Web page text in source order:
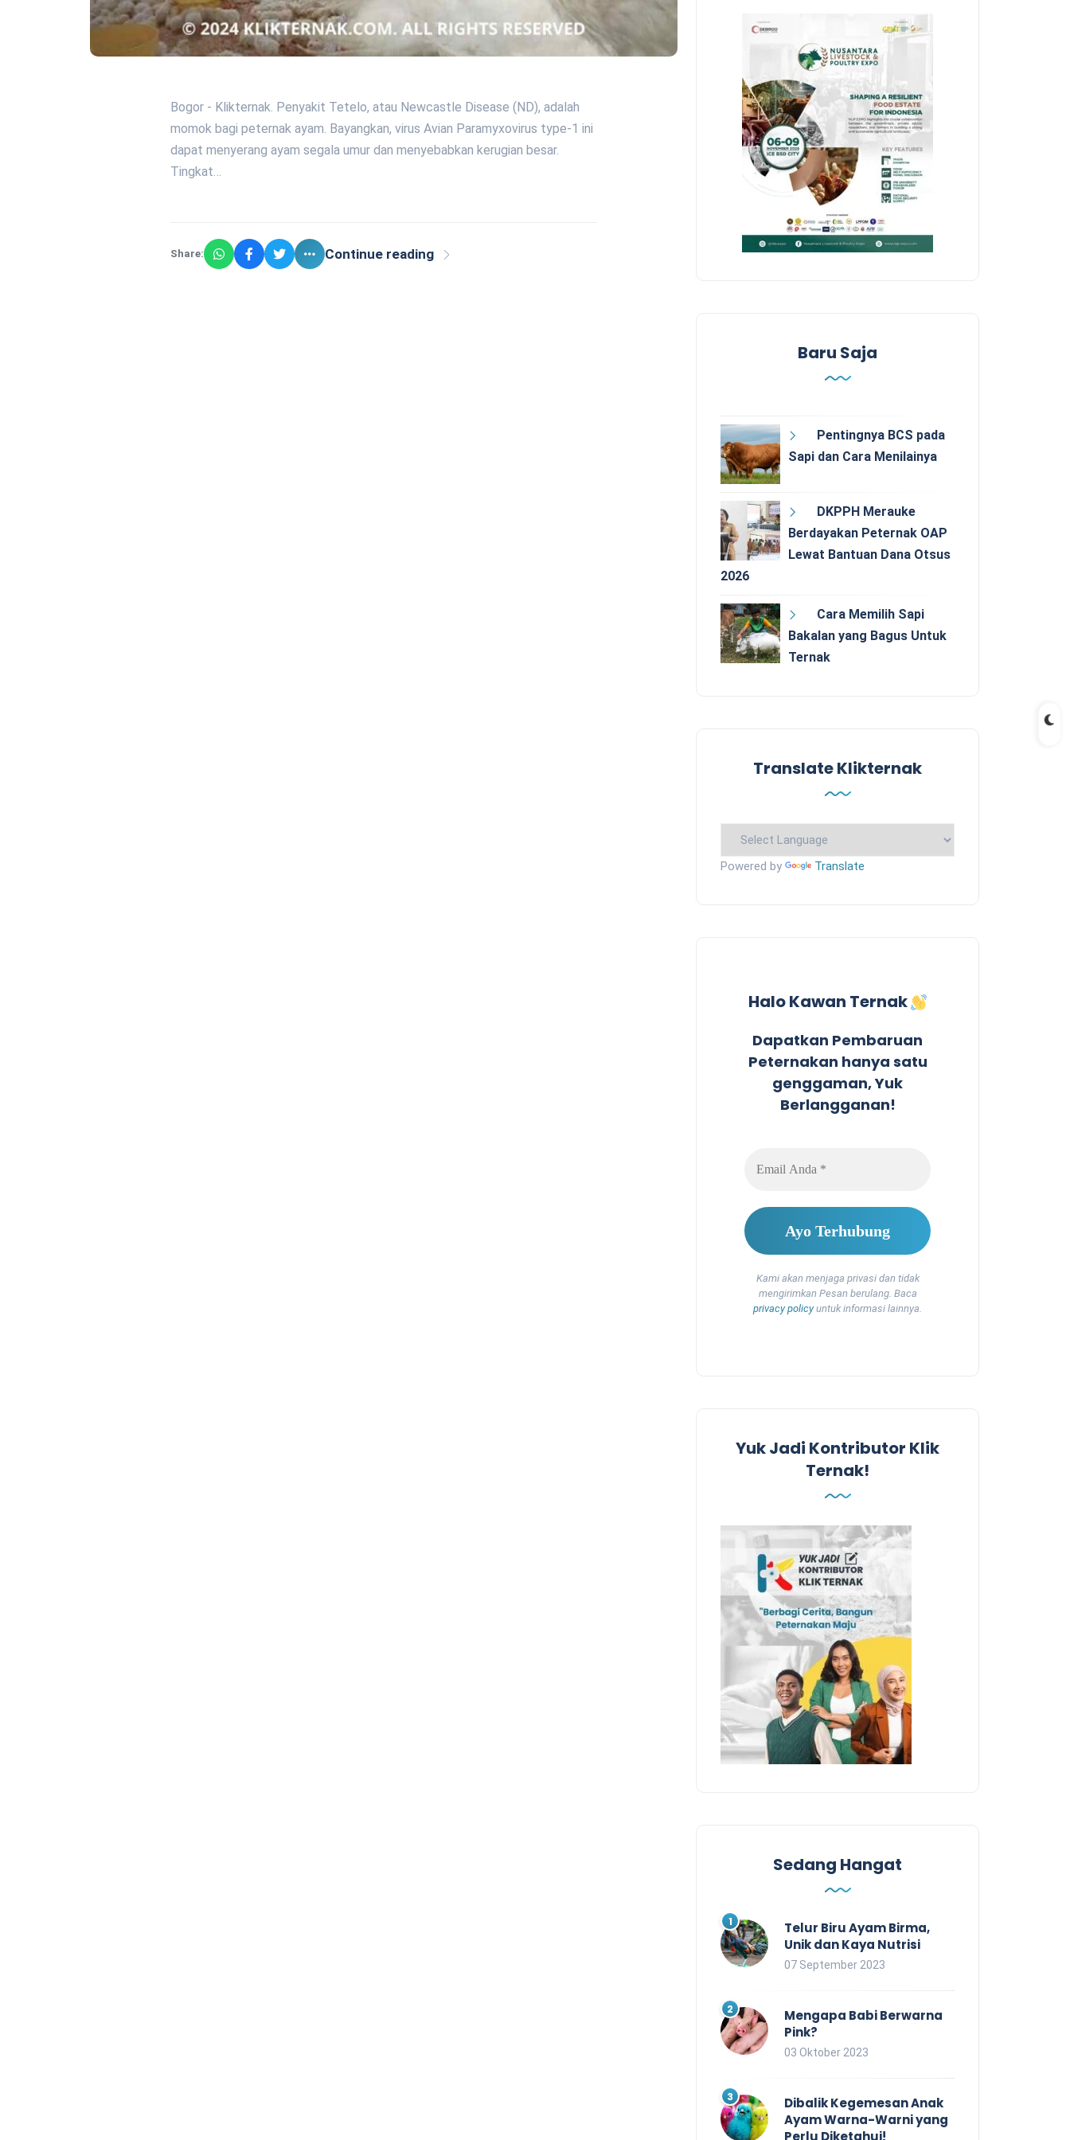
Bogor - Klikternak. Penyakit Tetelo, atau Newcastle Disease (ND), adalah
momok bagi peternak ayam. Bayangkan, virus Avian Paramyxovirus type-1 ini
dapat menyerang ayam segala umur dan menyebabkan kerugian besar.
Tingkat…
Share: Continue reading
Baru Saja
Pentingnya BCS pada
Sapi dan Cara Menilainya
DKPPH Merauke
Berdayakan Peternak OAP
Lewat Bantuan Dana Otsus
2026
Cara Memilih Sapi
Bakalan yang Bagus Untuk
Ternak
Translate Klikternak
Powered by Translate
Halo Kawan Ternak
Dapatkan Pembaruan
Peternakan hanya satu
genggaman, Yuk
Berlangganan!
Kami akan menjaga privasi dan tidak
mengirimkan Pesan berulang. Baca
privacy policyuntuk informasi lainnya.
Yuk Jadi Kontributor Klik
Ternak!
Sedang Hangat
Telur Biru Ayam Birma,
Unik dan Kaya Nutrisi
07 September 2023
Mengapa Babi Berwarna
Pink?
03 Oktober 2023
Dibalik Kegemesan Anak
Ayam Warna-Warni yang
Perlu Diketahui!